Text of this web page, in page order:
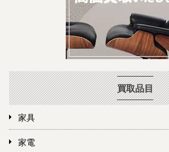
買取品目
家具
家電